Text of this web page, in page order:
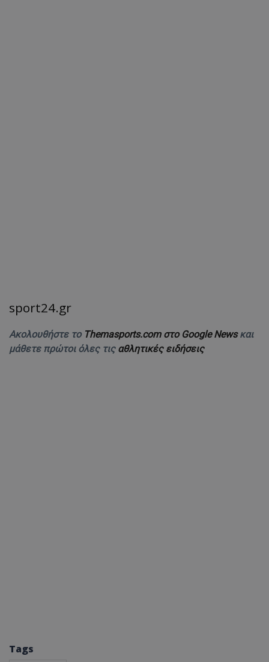
sport24.gr
Ακολουθήστε το Themasports.com στο Google Newsκαι
μάθετε πρώτοι όλες τις αθλητικές ειδήσεις
Tags